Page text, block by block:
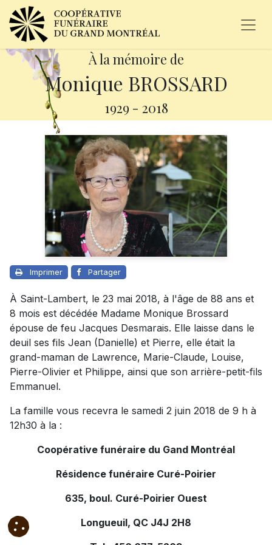
À la mémoire de
Monique BROSSARD
1929 - 2018
Imprimer Partager
À Saint-Lambert, le 23 mai 2018, à l'âge de 88 ans et
8 mois est décédée Madame Monique Brossard
épouse de feu Jacques Desmarais. Elle laisse dans le
deuil ses fils Jean (Danielle) et Pierre, elle était la
grand-maman de Lawrence, Marie-Claude, Louise,
Pierre-Olivier et Philippe, ainsi que son arrière-petit-fils
Emmanuel.
La famille vous recevra le samedi 2 juin 2018 de 9 h à
12h30 à la :
Coopérative funéraire du Gand Montréal
Résidence funéraire Curé-Poirier
635, boul. Curé-Poirier Ouest
Longueuil, QC J4J 2H8